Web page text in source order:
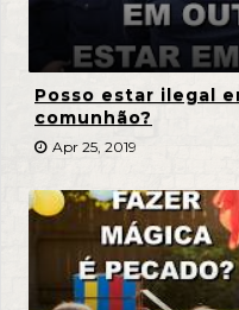
Posso estar ilegal
comunhão?
Apr 25, 2019